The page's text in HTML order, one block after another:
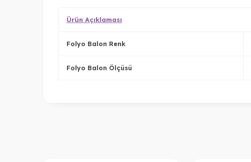
Ürün Açıklaması
Folyo Balon Renk
Folyo Balon Ölçüsü